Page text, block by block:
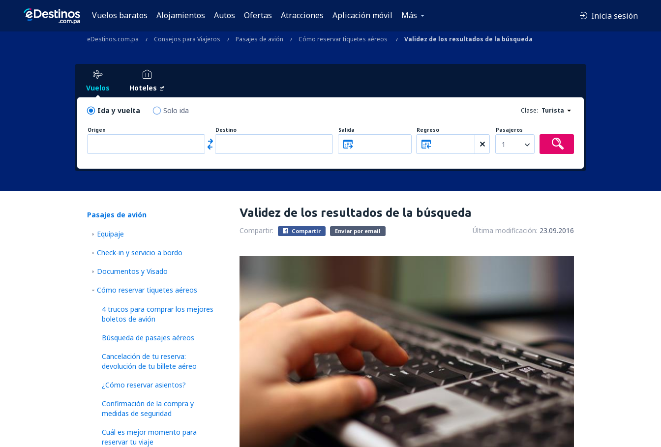
Vuelos baratos Alojamientos Autos Ofertas Atracciones Aplicación móvil Más Inicia sesión
eDestinos.com.pa Consejos para Viajeros Pasajes de avión Cómo reservar tiquetes aéreos Validez de los resultados de la búsqueda
Vuelos Hoteles
Ida y vuelta Solo ida Clase: Turista
Origen Destino Salida Regreso Pasajeros
1
Pasajes de avión
Equipaje
Check-in y servicio a bordo
Documentos y Visado
Cómo reservar tiquetes aéreos
4 trucos para comprar los mejores
boletos de avión
Búsqueda de pasajes aéreos
Cancelación de tu reserva:
devolución de tu billete aéreo
¿Cómo reservar asientos?
Confirmación de la compra y
medidas de seguridad
Cuál es mejor momento para
reservar tu viaje
Validez de los resultados de la búsqueda
Compartir: Compartir Enviar por email Última modificación: 23.09.2016